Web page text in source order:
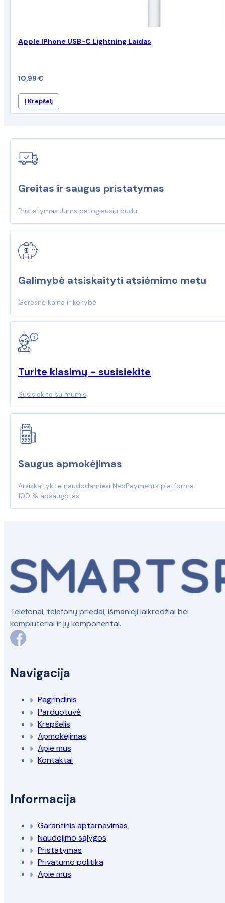
Apple IPhone USB-C Lightning Laidas
10,99 €
Į Krepšelį
Greitas ir saugus pristatymas
Pristatymas Jums patogiausiu būdu
Galimybė atsiskaityti atsiėmimo metu
Geresnė kaina ir kokybė
Turite klasimų - susisiekite
Susisiekite su mumis
Saugus apmokėjimas
Atsiskaitykite naudodamiesi NeoPayments platforma
100 % apsaugotas
Telefonai, telefonų priedai, išmanieji laikrodžiai bei
kompiuteriai ir jų komponentai.
Navigacija
Pagrindinis
Parduotuvė
Krepšelis
Apmokėjimas
Apie mus
Kontaktai
Informacija
Garantinis aptarnavimas
Naudojimo sąlygos
Pristatymas
Privatumo politika
Apie mus